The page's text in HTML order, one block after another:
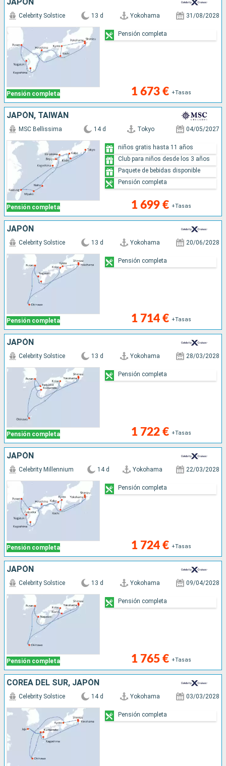
JAPÓN
Pensión completa
Celebrity Solstice 13 d Yokohama 31/08/2028
1 673 € +Tasas
Pensión completa
JAPÓN, TAIWÁN
Pensión completa
MSC Bellissima 14 d Tokyo 04/05/2027
1 699 € +Tasas
niños gratis hasta 11 años
Club para niños desde los 3 años
Paquete de bebidas disponible
Pensión completa
JAPÓN
Pensión completa
Celebrity Solstice 13 d Yokohama 20/06/2028
1 714 € +Tasas
Pensión completa
JAPÓN
Pensión completa
Celebrity Solstice 13 d Yokohama 28/03/2028
1 722 € +Tasas
Pensión completa
JAPÓN
Pensión completa
Celebrity Millennium 14 d Yokohama 22/03/2028
1 724 € +Tasas
Pensión completa
JAPÓN
Pensión completa
Celebrity Solstice 13 d Yokohama 09/04/2028
1 765 € +Tasas
Pensión completa
COREA DEL SUR, JAPÓN
Celebrity Solstice 14 d Yokohama 03/03/2028
Pensión completa